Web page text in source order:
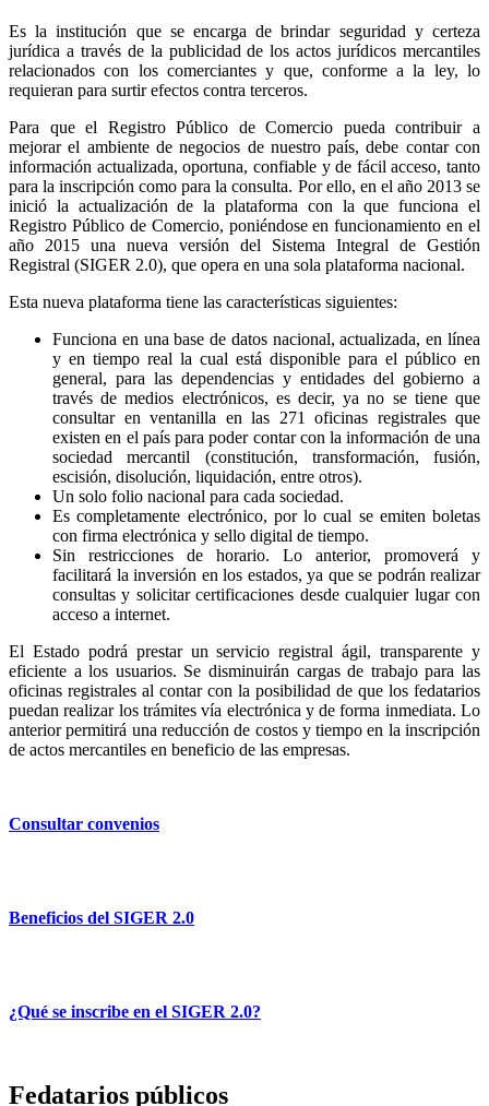
Es la institución que se encarga de brindar seguridad y certeza
jurídica a través de la publicidad de los actos jurídicos mercantiles
relacionados con los comerciantes y que, conforme a la ley, lo
requieran para surtir efectos contra terceros.
Para que el Registro Público de Comercio pueda contribuir a
mejorar el ambiente de negocios de nuestro país, debe contar con
información actualizada, oportuna, confiable y de fácil acceso, tanto
para la inscripción como para la consulta. Por ello, en el año 2013 se
inició la actualización de la plataforma con la que funciona el
Registro Público de Comercio, poniéndose en funcionamiento en el
año 2015 una nueva versión del Sistema Integral de Gestión
Registral (SIGER 2.0), que opera en una sola plataforma nacional.
Esta nueva plataforma tiene las características siguientes:
Funciona en una base de datos nacional, actualizada, en línea
y en tiempo real la cual está disponible para el público en
general, para las dependencias y entidades del gobierno a
través de medios electrónicos, es decir, ya no se tiene que
consultar en ventanilla en las 271 oficinas registrales que
existen en el país para poder contar con la información de una
sociedad mercantil (constitución, transformación, fusión,
escisión, disolución, liquidación, entre otros).
Un solo folio nacional para cada sociedad.
Es completamente electrónico, por lo cual se emiten boletas
con firma electrónica y sello digital de tiempo.
Sin restricciones de horario. Lo anterior, promoverá y
facilitará la inversión en los estados, ya que se podrán realizar
consultas y solicitar certificaciones desde cualquier lugar con
acceso a internet.
El Estado podrá prestar un servicio registral ágil, transparente y
eficiente a los usuarios. Se disminuirán cargas de trabajo para las
oficinas registrales al contar con la posibilidad de que los fedatarios
puedan realizar los trámites vía electrónica y de forma inmediata. Lo
anterior permitirá una reducción de costos y tiempo en la inscripción
de actos mercantiles en beneficio de las empresas.
Consultar convenios
Beneficios del SIGER 2.0
¿Qué se inscribe en el SIGER 2.0?
Fedatarios públicos